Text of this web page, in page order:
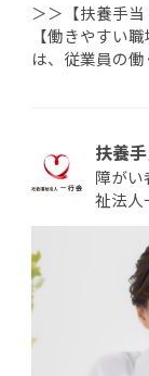
＞＞【扶養手
【働きやすい
は、従業員の
扶養
障がい
祉法人